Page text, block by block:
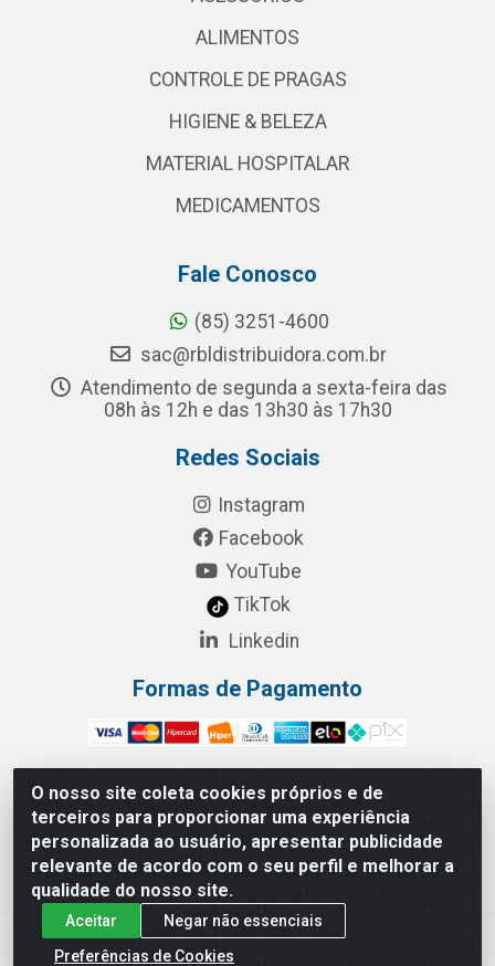
O nosso site coleta cookies próprios e de
terceiros para proporcionar uma experiência
personalizada ao usuário, apresentar publicidade
relevante de acordo com o seu perfil e melhorar a
qualidade do nosso site.
Aceitar
Negar não essenciais
Preferências de Cookies
ALIMENTOS
CONTROLE DE PRAGAS
HIGIENE & BELEZA
MATERIAL HOSPITALAR
MEDICAMENTOS
Fale Conosco
(85) 3251-4600
sac@rbldistribuidora.com.br
Atendimento de segunda a sexta-feira das
08h às 12h e das 13h30 às 17h30
Redes Sociais
Instagram
Facebook
YouTube
TikTok
Linkedin
Formas de Pagamento
RBL Distribuidora Distribuidora Gomes LTDA - Rua
Maximiano Barreto, 940 - Barroso, Fortaleza/CE - CEP:
60863-260 - CNPJ 05.461.276/0001-90